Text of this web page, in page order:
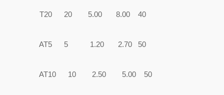
T20 20 5.00 8.00 40
AT5 5 1.20 2.70 50
AT10 10 2.50 5.00 50